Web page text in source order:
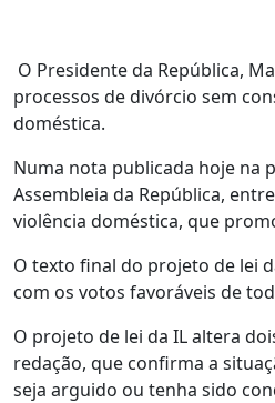
O Presidente da República,
processos de divórcio sem
doméstica.
Numa nota publicada hoje na
Assembleia da República,
violência doméstica, que
O texto final do projeto de lei
com os votos favoráveis de
O projeto de lei da IL altera
redação, que confirma a
seja arguido ou tenha sido